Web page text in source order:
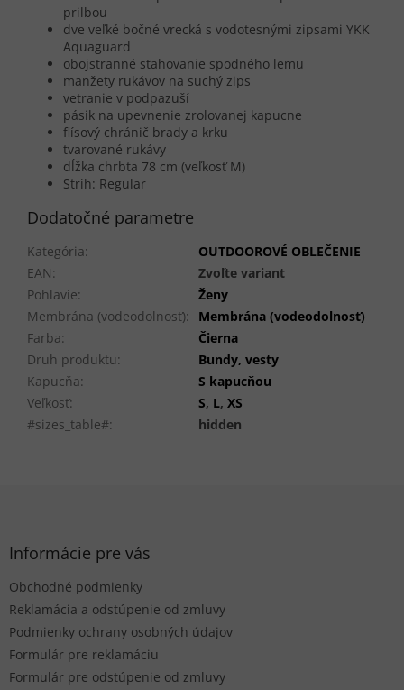
prilbou
dve veľké bočné vrecká s vodotesnými zipsami YKK
Aquaguard
obojstranné sťahovanie spodného lemu
manžety rukávov na suchý zips
vetranie v podpazuší
pásik na upevnenie zrolovanej kapucne
flísový chránič brady a krku
tvarované rukávy
dĺžka chrbta 78 cm (veľkosť M)
Strih: Regular
Dodatočné parametre
Kategória:
OUTDOOROVÉ OBLEČENIE
EAN:
Zvoľte variant
Pohlavie:
Ženy
Membrána (vodeodolnosť):
Membrána (vodeodolnosť)
Farba:
Čierna
Druh produktu:
Bundy, vesty
Kapucňa:
S kapucňou
Veľkosť: S, L, XS
#sizes_table#: hidden
Informácie pre vás
Obchodné podmienky
Reklamácia a odstúpenie od zmluvy
Podmienky ochrany osobných údajov
Formulár pre reklamáciu
Formulár pre odstúpenie od zmluvy